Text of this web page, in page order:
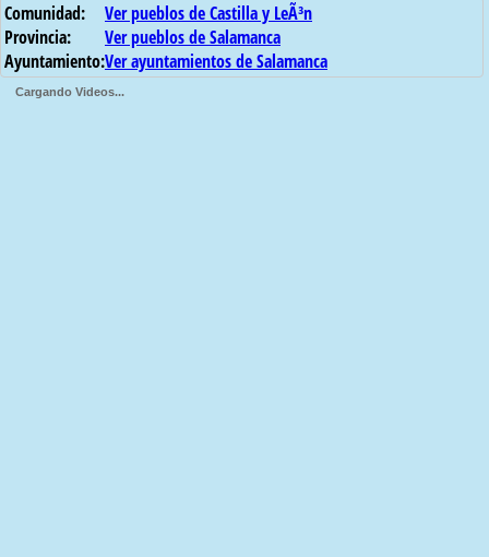
Comunidad:
Ver pueblos de Castilla y LeÃ³n
Provincia:
Ver pueblos de Salamanca
Ayuntamiento:Ver ayuntamientos de Salamanca
Cargando Videos...